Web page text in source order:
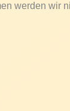
werden wir